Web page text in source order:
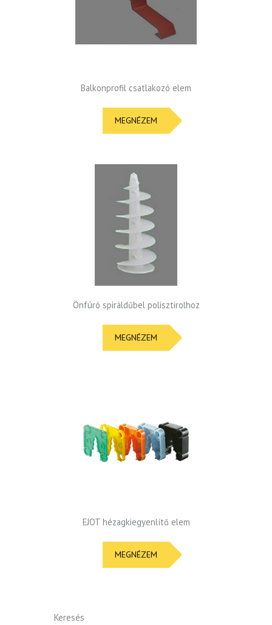
Balkonprofil csatlakozó elem
MEGNÉZEM
Önfúró spiráldűbel polisztirolhoz
MEGNÉZEM
EJOT hézagkiegyenlítő elem
MEGNÉZEM
Keresés